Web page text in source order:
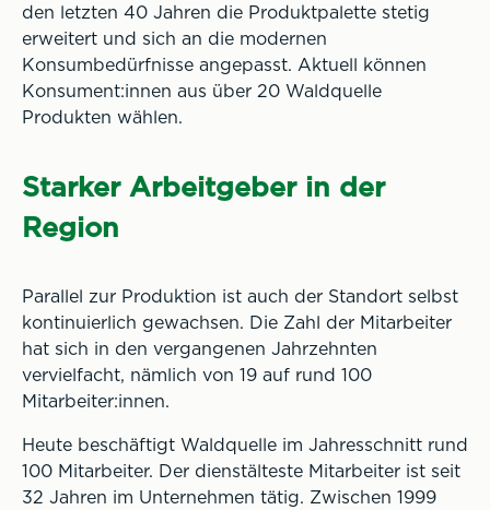
den letzten 40 Jahren die Produktpalette stetig
erweitert und sich an die modernen
Konsumbedürfnisse angepasst. Aktuell können
Konsument:innen aus über 20 Waldquelle
Produkten wählen.
Starker Arbeitgeber in der
Region
Parallel zur Produktion ist auch der Standort selbst
kontinuierlich gewachsen. Die Zahl der Mitarbeiter
hat sich in den vergangenen Jahrzehnten
vervielfacht, nämlich von 19 auf rund 100
Mitarbeiter:innen.
Heute beschäftigt Waldquelle im Jahresschnitt rund
100 Mitarbeiter. Der dienstälteste Mitarbeiter ist seit
32 Jahren im Unternehmen tätig. Zwischen 1999